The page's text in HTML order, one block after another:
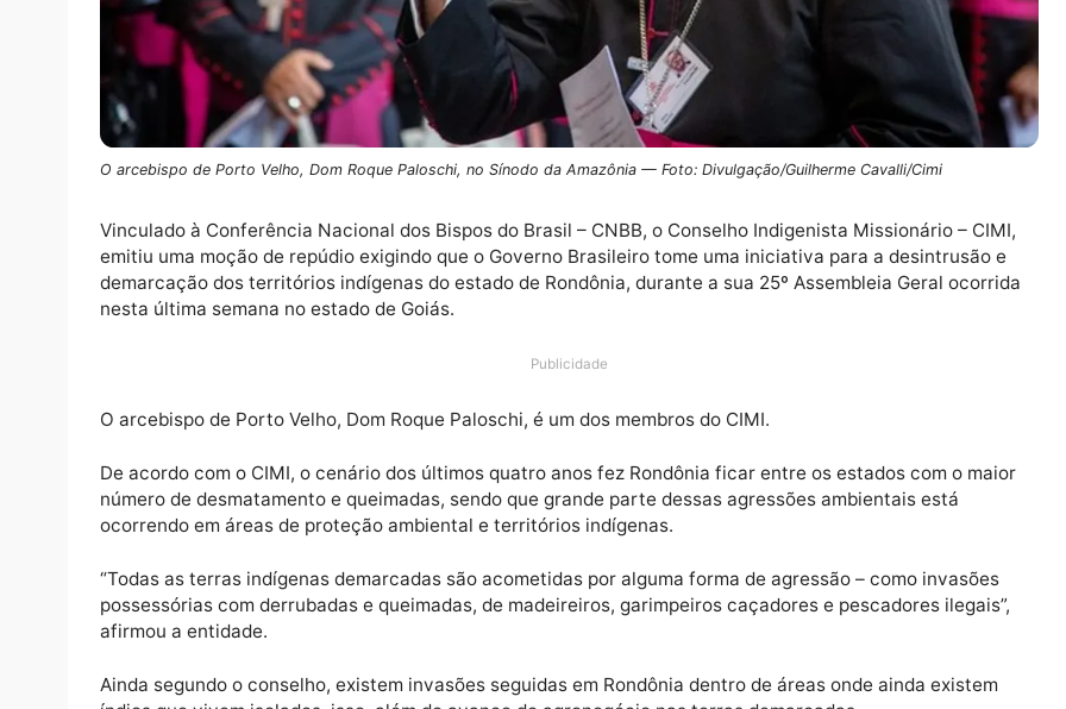
O arcebispo de Porto Velho, Dom Roque Paloschi, no Sínodo da Amazônia — Foto: Divulgação/Guilherme Cavalli/Cimi
Vinculado à Conferência Nacional dos Bispos do Brasil – CNBB, o Conselho Indigenista Missionário
demarcação dos territórios indígenas do estado de Rondônia, durante a sua 25º Assembleia Geral
Publicidade
De acordo com o CIMI, o cenário dos últimos quatro anos fez Rondônia ficar entre os estados com o
ocorrendo em áreas de proteção ambiental e territórios indígenas.